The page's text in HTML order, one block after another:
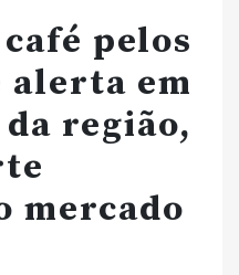
pelos
alerta em
região,
mercado